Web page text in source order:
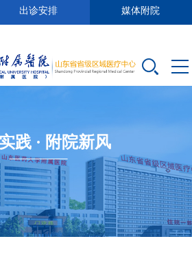
出诊安排 媒体附院
践 · 附院新风